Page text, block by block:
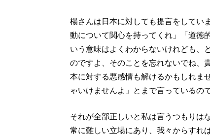
楊さんは日本に対しても提言をしてい
動について関心を持ってくれ」「道徳
いう意味はよくわからないけれども、
のですよ、そのことを忘れないでね、
本に対する悪感情も解けるかもしれま
ゃいけませんよ」とまで言っているの
それが全部正しいと私は言うつもりは
常に難しい立場にあり、我々からすれ